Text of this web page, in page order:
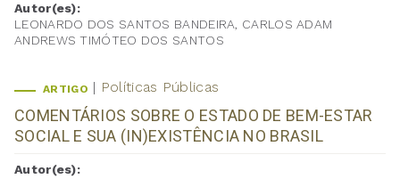
Autor(es):
LEONARDO DOS SANTOS BANDEIRA, CARLOS ADAM
ANDREWS TIMÓTEO DOS SANTOS
ARTIGO Políticas Públicas
COMENTÁRIOS SOBRE O ESTADO DE BEM-ESTAR
SOCIAL E SUA (IN)EXISTÊNCIA NO BRASIL
Autor(es):